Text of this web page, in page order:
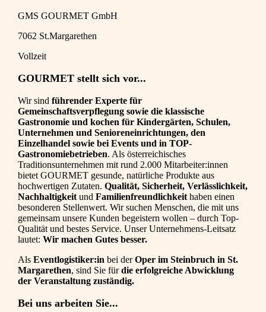
GMS GOURMET GmbH
7062 St.Margarethen
Vollzeit
GOURMET stellt sich vor...
Wir sind führender Experte für
Gemeinschaftsverpflegung sowie die klassische
Gastronomie und kochen für Kindergärten, Schulen,
Unternehmen und Senioreneinrichtungen, den
Einzelhandel sowie bei Events und in TOP-
Gastronomiebetrieben. Als österreichisches
Traditionsunternehmen mit rund 2.000 Mitarbeiter:innen
bietet GOURMET gesunde, natürliche Produkte aus
hochwertigen Zutaten. Qualität, Sicherheit, Verlässlichkeit,
Nachhaltigkeit und Familienfreundlichkeit haben einen
besonderen Stellenwert. Wir suchen Menschen, die mit uns
gemeinsam unsere Kunden begeistern wollen – durch Top-
Qualität und bestes Service. Unser Unternehmens-Leitsatz
lautet: Wir machen Gutes besser.
Als Eventlogistiker:in bei derOper im Steinbruch in St.
Margarethen, sind Sie fürdie erfolgreiche Abwicklung
der Veranstaltung zuständig.
Bei uns arbeiten Sie...